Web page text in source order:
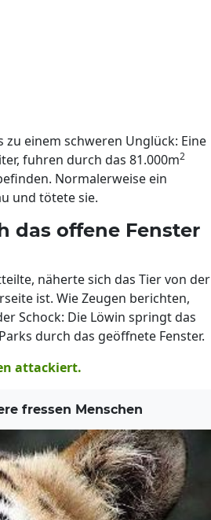
einem schweren Unglück: Eine
fuhren durch das 81.000m2
Normalerweise ein
und tötete sie.
das offene Fenster
näherte sich das Tier von der
ist. Wie Zeugen berichten,
Schock: Die Löwin springt das
durch das geöffnete Fenster.
attackiert.
fressen Menschen